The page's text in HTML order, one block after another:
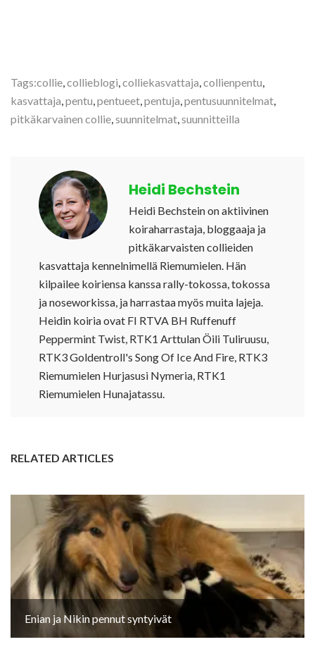
Tags:collie,collieblogi,colliekasvattaja,collienpentu,
kasvattaja,pentu,pentueet,pentuja,pentusuunnitelmat,
pitkäkarvainen collie,suunnitelmat,suunnitteilla
Heidi Bechstein
Heidi Bechstein on aktiivinen
koiraharrastaja, bloggaaja ja
pitkäkarvaisten collieiden
kasvattaja kennelnimellä Riemumielen. Hän
kilpailee koiriensa kanssa rally-tokossa, tokossa
ja noseworkissa, ja harrastaa myös muita lajeja.
Heidin koiria ovat FI RTVA BH Ruffenuff
Peppermint Twist, RTK1 Arttulan Öili Tuliruusu,
RTK3 Goldentroll's Song Of Ice And Fire, RTK3
Riemumielen Hurjasusi Nymeria, RTK1
Riemumielen Hunajatassu.
RELATED ARTICLES
Enian ja Nikin pennut syntyivät